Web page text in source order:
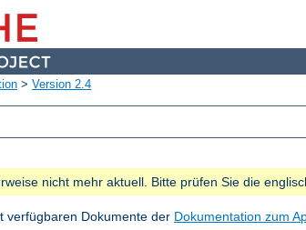
> Version 2.4
nicht mehr aktuell. Bitte prüfen Sie die
verfügbaren Dokumente der Dokumentation zum